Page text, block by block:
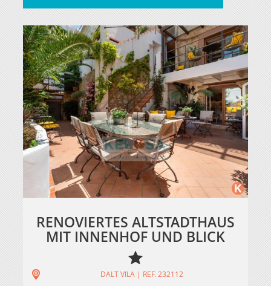
RENOVIERTES ALTSTADTHAUS
MIT INNENHOF UND BLICK
DALT VILA | REF. 232112